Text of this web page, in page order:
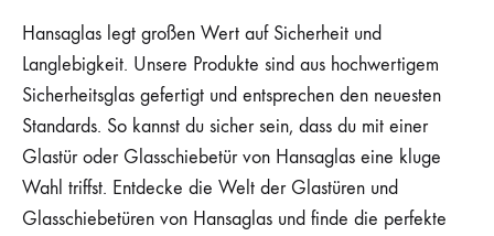
Hansaglas legt großen Wert auf Sicherheit und
Langlebigkeit. Unsere Produkte sind aus hochwertigem
Sicherheitsglas gefertigt und entsprechen den neuesten
Standards. So kannst du sicher sein, dass du mit einer
Glastür oder Glasschiebetür von Hansaglas eine kluge
Wahl triffst. Entdecke die Welt der Glastüren und
Glasschiebetüren von Hansaglas und finde die perfekte